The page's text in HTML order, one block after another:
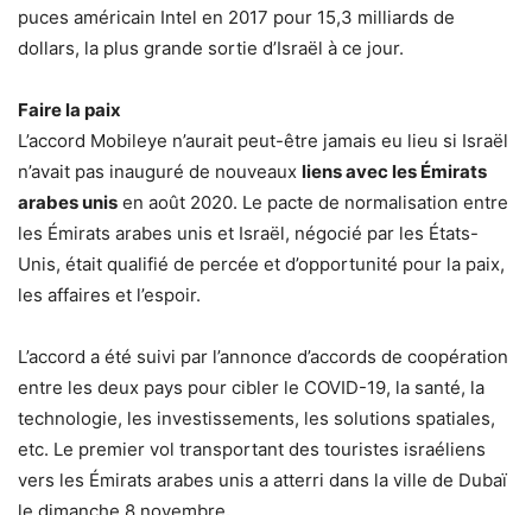
puces américain Intel en 2017 pour 15,3 milliards de
dollars, la plus grande sortie d’Israël à ce jour.
Faire la paix
L’accord Mobileye n’aurait peut-être jamais eu lieu si Israël
n’avait pas inauguré de nouveaux liens avec les Émirats
arabes unis en août 2020. Le pacte de normalisation entre
les Émirats arabes unis et Israël, négocié par les États-
Unis, était qualifié de percée et d’opportunité pour la paix,
les affaires et l’espoir.
L’accord a été suivi par l’annonce d’accords de coopération
entre les deux pays pour cibler le COVID-19, la santé, la
technologie, les investissements, les solutions spatiales,
etc. Le premier vol transportant des touristes israéliens
vers les Émirats arabes unis a atterri dans la ville de Dubaï